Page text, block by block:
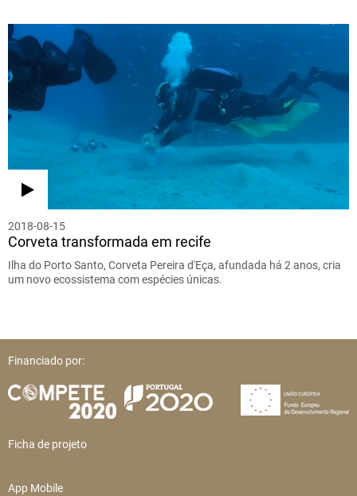
2018-08-15
Corveta transformada em recife
Ilha do Porto Santo, Corveta Pereira d'Eça, afundada há 2 anos, cria
um novo ecossistema com espécies únicas.
Financiado por:
Ficha de projeto
App Mobile